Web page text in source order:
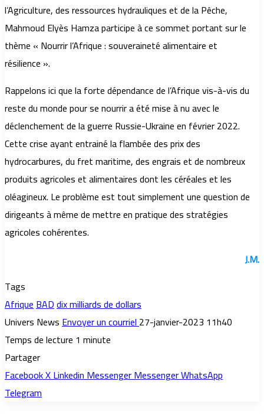
l’Agriculture, des ressources hydrauliques et de la Pêche,
Mahmoud Elyès Hamza participe à ce sommet portant sur le
thème « Nourrir l’Afrique : souveraineté alimentaire et
résilience ».
Rappelons ici que la forte dépendance de l’Afrique vis-à-vis du
reste du monde pour se nourrir a été mise à nu avec le
déclenchement de la guerre Russie-Ukraine en février 2022.
Cette crise ayant entrainé la flambée des prix des
hydrocarbures, du fret maritime, des engrais et de nombreux
produits agricoles et alimentaires dont les céréales et les
oléagineux. Le problème est tout simplement une question de
dirigeants à même de mettre en pratique des stratégies
agricoles cohérentes.
J.M.
Tags
AfriqueBADdix milliards de dollars
Univers NewsEnvoyer un courriel27-janvier-2023 11h40
Temps de lecture 1 minute
Partager
FacebookXLinkedinMessengerMessengerWhatsApp
Telegram